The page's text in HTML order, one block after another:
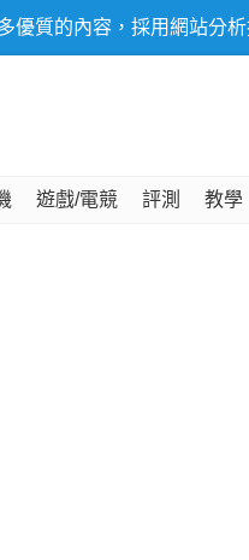
優質的內容，採用網站分
遊戲/電競 評測 教學